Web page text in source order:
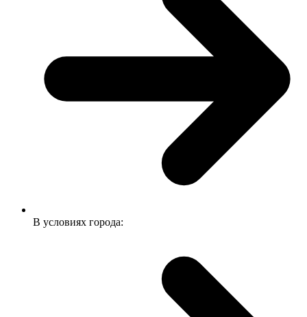
В условиях города: